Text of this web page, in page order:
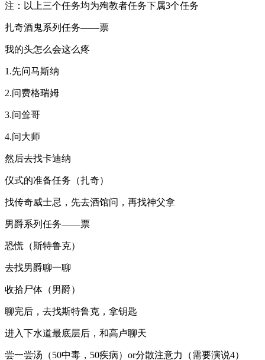
注：以上三个任务均为殉教者任务下属3个任务
扎奇酒鬼系列任务——票
我的头怎么会这么疼
1.先问马斯纳
2.问费格瑞姆
3.问耸哥
4.问大师
然后去找卡迪纳
仪式的准备任务（扎奇）
找传奇威士忌，先去酒馆问，再找神父拿
男爵系列任务——票
恐慌（斯特鲁克）
去找男爵聊一聊
收拾尸体（男爵）
聊完后，去找斯特鲁克，拿钥匙
进入下水道最底层后，和高卢聊天
尝一尝汤（50中毒，50疾病）or分散注意力（需要演说4）